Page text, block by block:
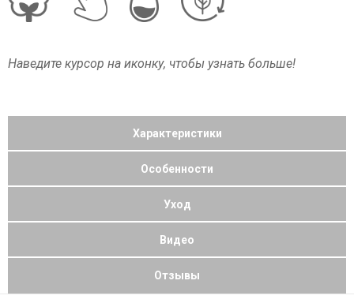
Наведите курсор на иконку, чтобы узнать больше!
Характеристики
Особенности
Уход
Видео
Отзывы